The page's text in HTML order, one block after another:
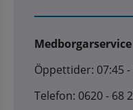
Medborgarservice
Öppettider: 07:45 -
Telefon: 0620 - 68